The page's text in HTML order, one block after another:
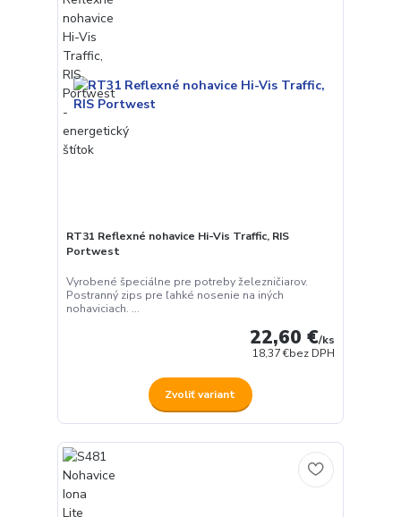
RT31 Reflexné nohavice Hi-Vis Traffic, RIS
Portwest
Vyrobené špeciálne pre potreby železničiarov.
Postranný zips pre ľahké nosenie na iných
nohaviciach. ...
22,60 €/ks
18,37 €bez DPH
Zvoliť variant